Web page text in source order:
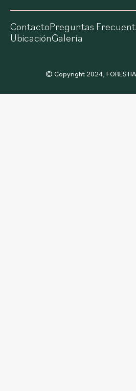
ContactoPreguntas
UbicaciónGalería
© Copyright 2024, FORESTIA